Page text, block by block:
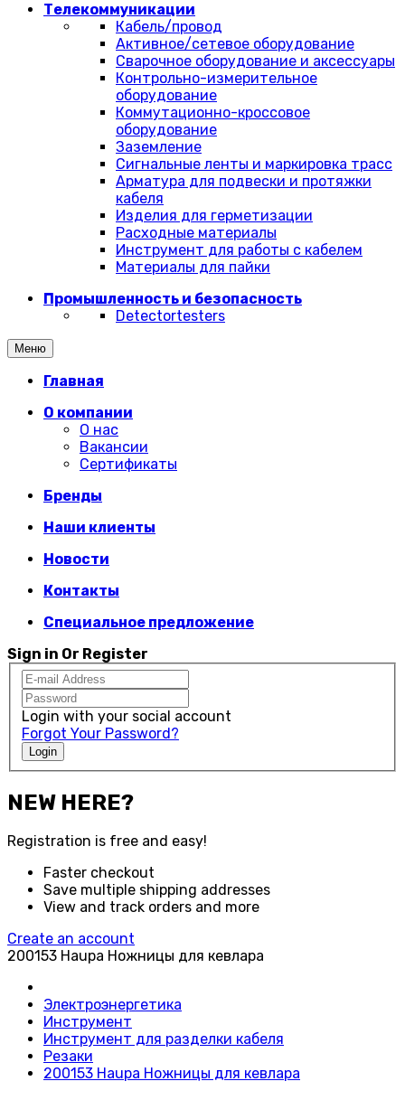
Телекоммуникации
Кабель/провод
Активное/сетевое оборудование
Сварочное оборудование и аксессуары
Контрольно-измерительное
оборудование
Коммутационно-кроссовое
оборудование
Заземление
Сигнальные ленты и маркировка трасс
Арматура для подвески и протяжки
кабеля
Изделия для герметизации
Расходные материалы
Инструмент для работы с кабелем
Материалы для пайки
Промышленность и безопасность
Detectortesters
Меню
Главная
О компании
О нас
Вакансии
Сертификаты
Бренды
Наши клиенты
Новости
Контакты
Специальное предложение
Sign in Or Register
Login with your social account
Forgot Your Password?
Login
NEW HERE?
Registration is free and easy!
Faster checkout
Save multiple shipping addresses
View and track orders and more
Create an account
200153 Haupa Ножницы для кевлара
Электроэнергетика
Инструмент
Инструмент для разделки кабеля
Резаки
200153 Haupa Ножницы для кевлара